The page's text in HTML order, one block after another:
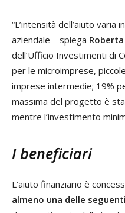
“L’intensità dell’aiuto varia
aziendale – spiega
dell’Ufficio Investimenti di
per le microimprese,
imprese intermedie; 19%
massima del progetto è
mentre l’investimento
I beneficiari
L’aiuto finanziario è
almeno una delle